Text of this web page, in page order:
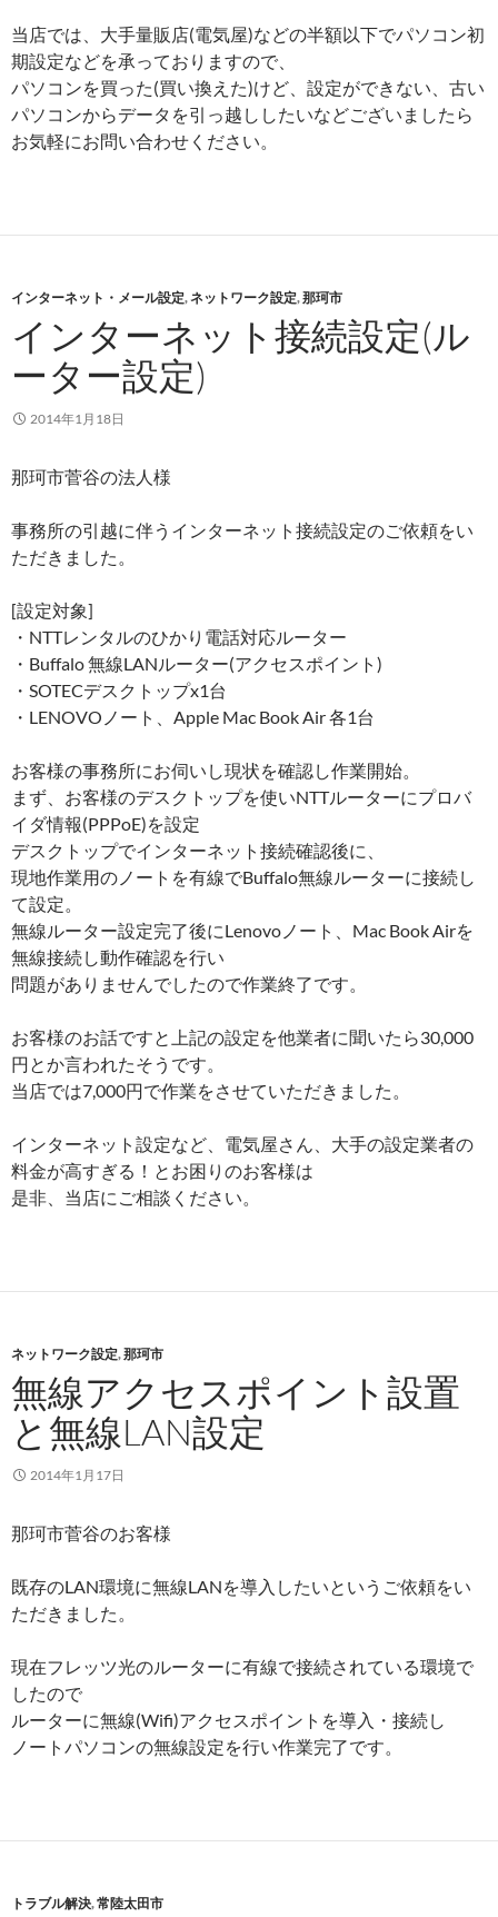
当店では、大手量販店(電気屋)などの半額以下でパソコン初
期設定などを承っておりますので、
パソコンを買った(買い換えた)けど、設定ができない、古い
パソコンからデータを引っ越ししたいなどございましたら
お気軽にお問い合わせください。
インターネット・メール設定,ネットワーク設定,那珂市
インターネット接続設定(ル
ーター設定)
2014年1月18日
那珂市菅谷の法人様
事務所の引越に伴うインターネット接続設定のご依頼をい
ただきました。
[設定対象]
・NTTレンタルのひかり電話対応ルーター
・Buffalo 無線LANルーター(アクセスポイント)
・SOTECデスクトップx1台
・LENOVOノート、Apple Mac Book Air 各1台
お客様の事務所にお伺いし現状を確認し作業開始。
まず、お客様のデスクトップを使いNTTルーターにプロバ
イダ情報(PPPoE)を設定
デスクトップでインターネット接続確認後に、
現地作業用のノートを有線でBuffalo無線ルーターに接続し
て設定。
無線ルーター設定完了後にLenovoノート、Mac Book Airを
無線接続し動作確認を行い
問題がありませんでしたので作業終了です。
お客様のお話ですと上記の設定を他業者に聞いたら30,000
円とか言われたそうです。
当店では7,000円で作業をさせていただきました。
インターネット設定など、電気屋さん、大手の設定業者の
料金が高すぎる！とお困りのお客様は
是非、当店にご相談ください。
ネットワーク設定,那珂市
無線アクセスポイント設置
と無線LAN設定
2014年1月17日
那珂市菅谷のお客様
既存のLAN環境に無線LANを導入したいというご依頼をい
ただきました。
現在フレッツ光のルーターに有線で接続されている環境で
したので
ルーターに無線(Wifi)アクセスポイントを導入・接続し
ノートパソコンの無線設定を行い作業完了です。
トラブル解決,常陸太田市